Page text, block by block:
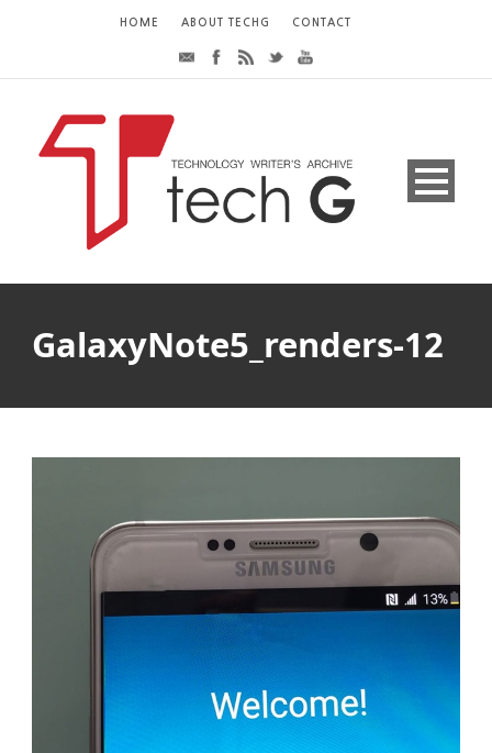
HOME ABOUT TECHG CONTACT
GalaxyNote5_renders-12